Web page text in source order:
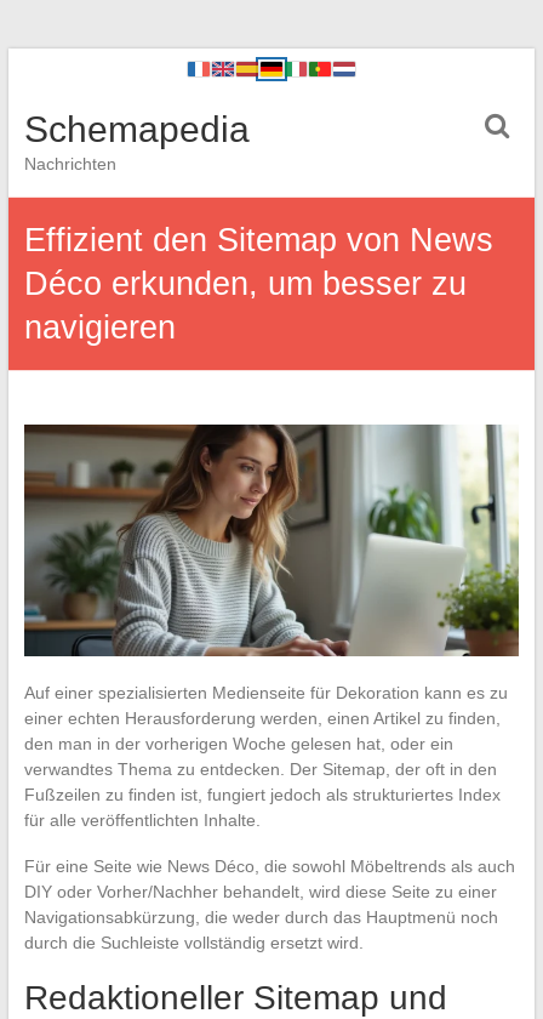
Schemapedia
Nachrichten
Effizient den Sitemap von News
Déco erkunden, um besser zu
navigieren
Auf einer spezialisierten Medienseite für Dekoration kann es zu
einer echten Herausforderung werden, einen Artikel zu finden,
den man in der vorherigen Woche gelesen hat, oder ein
verwandtes Thema zu entdecken. Der Sitemap, der oft in den
Fußzeilen zu finden ist, fungiert jedoch als strukturiertes Index
für alle veröffentlichten Inhalte.
Für eine Seite wie News Déco, die sowohl Möbeltrends als auch
DIY oder Vorher/Nachher behandelt, wird diese Seite zu einer
Navigationsabkürzung, die weder durch das Hauptmenü noch
durch die Suchleiste vollständig ersetzt wird.
Redaktioneller Sitemap und